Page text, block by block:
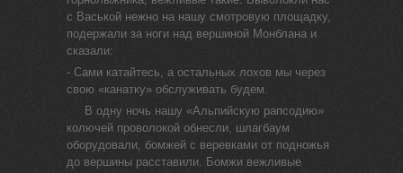
с Васькой нежно на нашу смотровую площадку,
подержали за ноги над вершиной Монблана и
сказали:
- Сами катайтесь, а остальных лохов мы через
свою «канатку» обслуживать будем.
В одну ночь нашу «Альпийскую рапсодию»
колючей проволокой обнесли, шлагбаум
оборудовали, бомжей с веревками от подножья
до вершины расставили. Бомжи вежливые